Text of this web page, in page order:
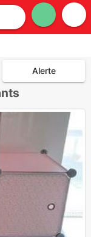
Alerte